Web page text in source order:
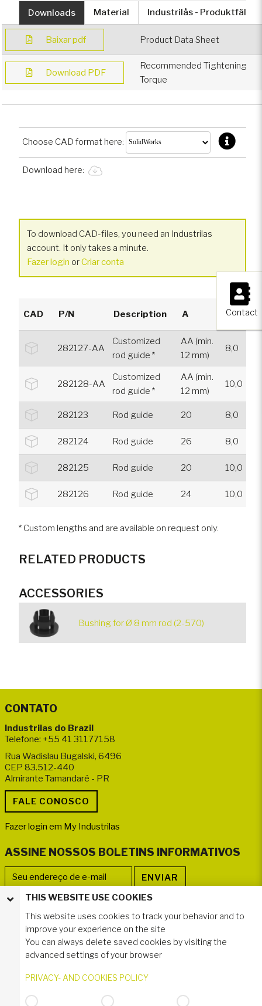
×
Contact
Downloads Material Industrilås - Produktfält
Baixar pdf Product Data Sheet
Download PDF
Recommended Tightening
Torque
Choose CAD format here:
Download here:
To download CAD-files, you need an Industrilas
account. It only takes a minute.
Fazer login orCriar conta
CAD P/N Description A D
282127-AA
Customized
rod guide *
AA (min.
12 mm)
8,0
282128-AA
Customized
rod guide *
AA (min.
12 mm)
10,0
282123 Rod guide 20 8,0
282124 Rod guide 26 8,0
282125 Rod guide 20 10,0
282126 Rod guide 24 10,0
* Custom lengths and are available on request only.
RELATED PRODUCTS
ACCESSORIES
Bushing for Ø 8 mm rod (2-570)
CONTATO
Industrilas do Brazil
Telefone: +55 41 31177158
Rua Wadislau Bugalski, 6496
CEP 83.512-440
Almirante Tamandaré - PR
Fazer login em My Industrilas
ASSINE NOSSOS BOLETINS INFORMATIVOS
SIGA-NOS
THIS WEBSITE USE COOKIES
This website uses cookies to track your behavior and to
improve your experience on the site
You can always delete saved cookies by visiting the
advanced settings of your browser
PRIVACY- AND COOKIES POLICY